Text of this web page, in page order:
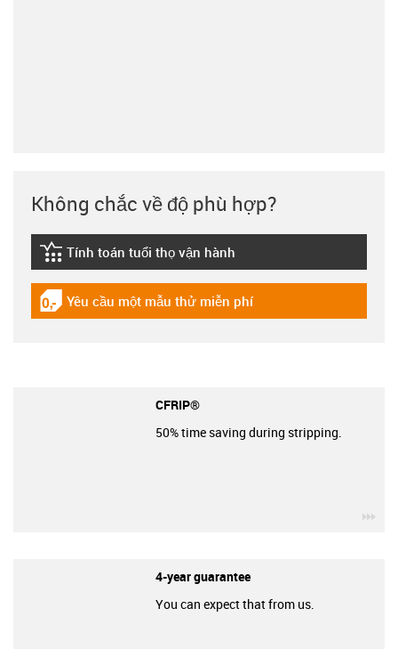
Không chắc về độ phù hợp?
igus-icon-lebensdauerrechner
Tính toán tuổi thọ vận hành
igus-icon-gratismuster
Yêu cầu một mẫu thử miễn phí
CFRIP®
50% time saving during stripping.
4-year guarantee
You can expect that from us.